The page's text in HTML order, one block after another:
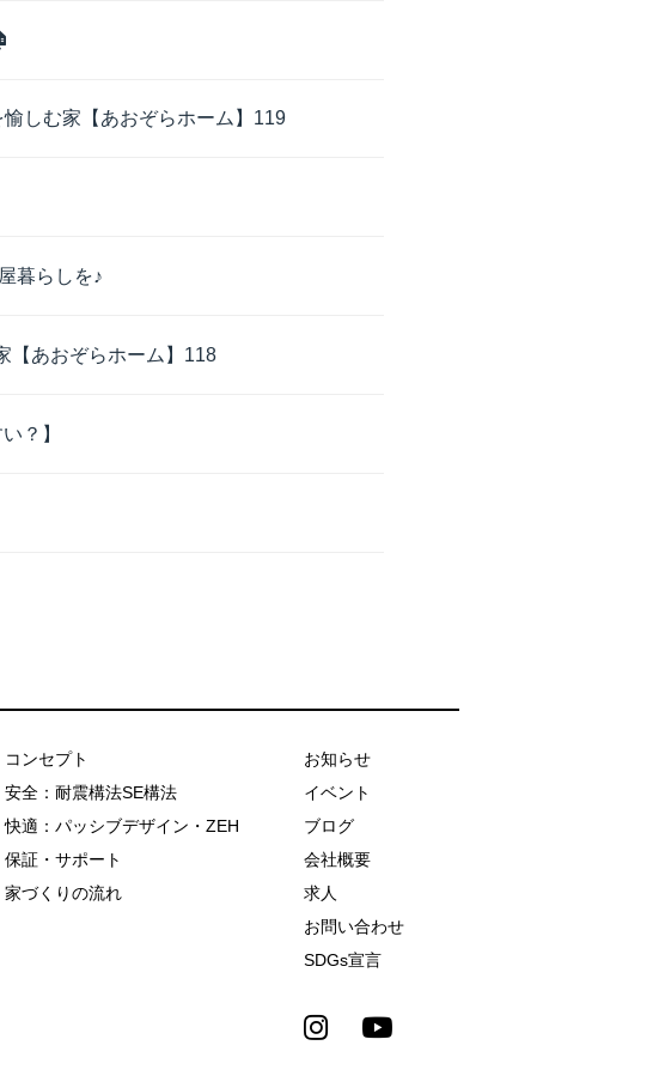
しむ家【あおぞらホーム】119
暮らしを♪
【あおぞらホーム】118
？】
コンセプト
安全：耐震構法SE構法
快適：パッシブデザイン・ZEH
保証・サポート
家づくりの流れ
お知らせ
イベント
ブログ
会社概要
求人
お問い合わせ
SDGs宣言